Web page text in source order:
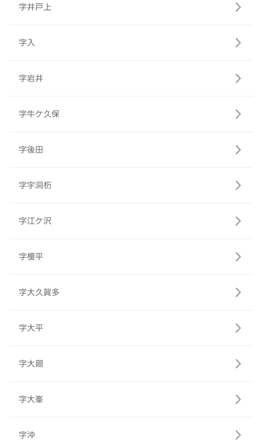
字井戸上
字入
字岩井
字牛ケ久保
字後田
字宇洞杤
字江ケ沢
字榎平
字大久賀多
字大平
字大廻
字大峯
字沖